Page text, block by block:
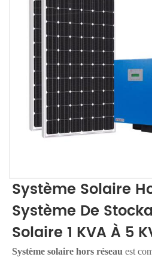
Système Solaire
Système De
Solaire 1 KVA À 5
Système solaire hors réseau est